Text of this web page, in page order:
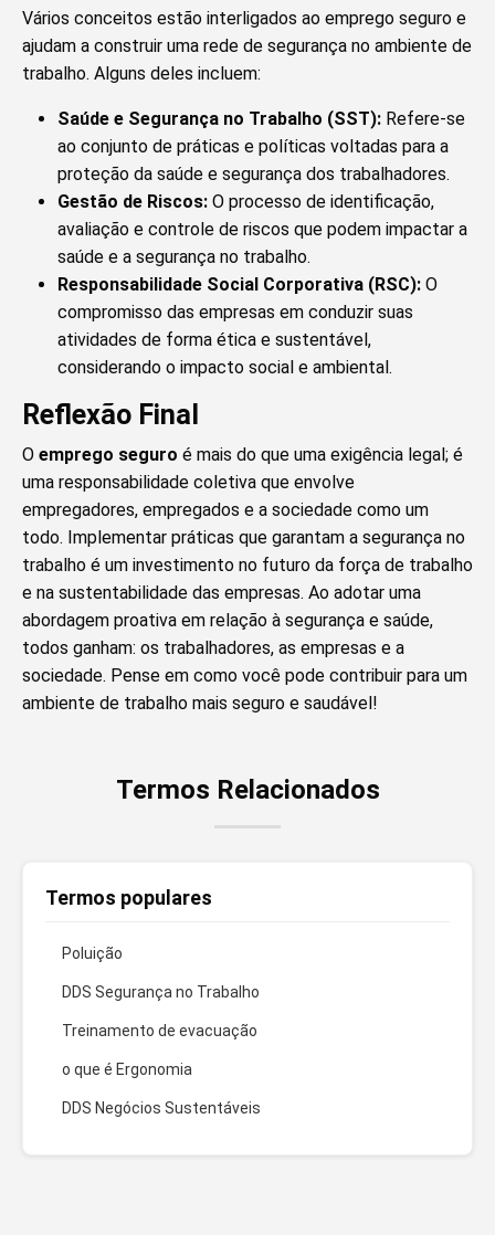
Vários conceitos estão interligados ao emprego seguro e
ajudam a construir uma rede de segurança no ambiente de
trabalho. Alguns deles incluem:
Saúde e Segurança no Trabalho (SST): Refere-se
ao conjunto de práticas e políticas voltadas para a
proteção da saúde e segurança dos trabalhadores.
Gestão de Riscos: O processo de identificação,
avaliação e controle de riscos que podem impactar a
saúde e a segurança no trabalho.
Responsabilidade Social Corporativa (RSC): O
compromisso das empresas em conduzir suas
atividades de forma ética e sustentável,
considerando o impacto social e ambiental.
Reflexão Final
O emprego seguro é mais do que uma exigência legal; é
uma responsabilidade coletiva que envolve
empregadores, empregados e a sociedade como um
todo. Implementar práticas que garantam a segurança no
trabalho é um investimento no futuro da força de trabalho
e na sustentabilidade das empresas. Ao adotar uma
abordagem proativa em relação à segurança e saúde,
todos ganham: os trabalhadores, as empresas e a
sociedade. Pense em como você pode contribuir para um
ambiente de trabalho mais seguro e saudável!
Termos Relacionados
Termos populares
Poluição
DDS Segurança no Trabalho
Treinamento de evacuação
o que é Ergonomia
DDS Negócios Sustentáveis